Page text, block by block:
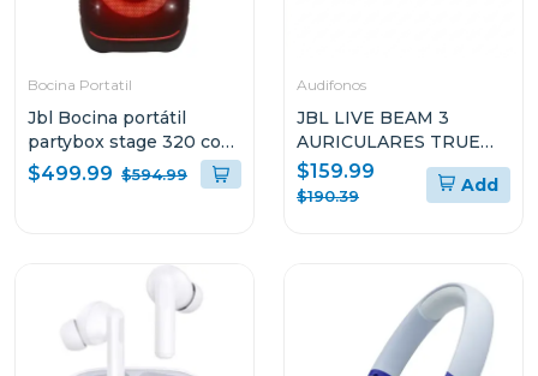
Bocina Portatil
Jbl Bocina portátil
partybox stage 320 con
bateria recargable
$499.99 $594.99
Audifonos
JBL LIVE BEAM 3
AURICULARES TRUE
WIRELESS CON
CANCELACIÓN DE
$159.99
$190.39
Add